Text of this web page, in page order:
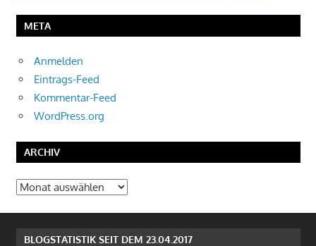
META
Anmelden
Eintrags-Feed
Kommentar-Feed
WordPress.org
ARCHIV
Archiv
BLOGSTATISTIK SEIT DEM 23.04.2017